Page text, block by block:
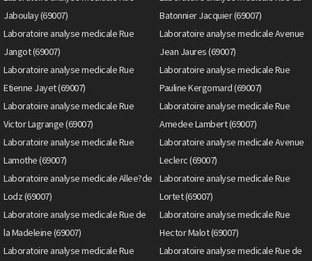
Jaboulay (69007)
Batonnier Jacquier (69007)
Laboratoire analyse medicale Rue
Jangot (69007)
Laboratoire analyse medicale Avenue
Jean Jaures (69007)
Laboratoire analyse medicale Rue
Etienne Jayet (69007)
Laboratoire analyse medicale Rue
Pauline Kergomard (69007)
Laboratoire analyse medicale Rue
Victor Lagrange (69007)
Laboratoire analyse medicale Rue
Amedee Lambert (69007)
Laboratoire analyse medicale Rue
Lamothe (69007)
Laboratoire analyse medicale Avenue
Leclerc (69007)
Laboratoire analyse medicale Allee?de
Lodz (69007)
Laboratoire analyse medicale Rue
Lortet (69007)
Laboratoire analyse medicale Rue de
la Madeleine (69007)
Laboratoire analyse medicale Rue
Hector Malot (69007)
Laboratoire analyse medicale Rue
Laboratoire analyse medicale Rue de